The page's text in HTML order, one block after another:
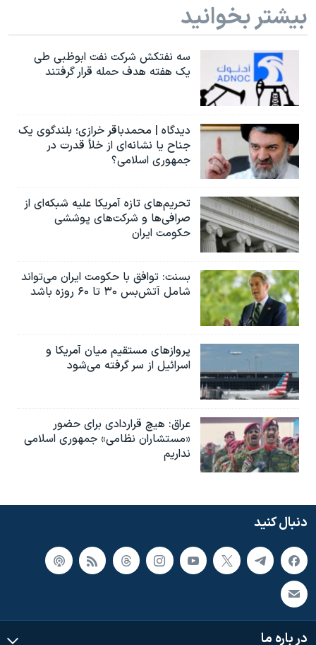
بیشتر بخوانید
سه نفتکش شرکت نفت ابوظبی طی
یک هفته هدف حمله قرار گرفتند
دیدگاه | محمدباقر خرازی؛ بلندگوی یک
جناح یا نشانه‌ای از خلأ قدرت در
جمهوری اسلامی؟
تحریم‌های تازه آمریکا علیه شبکه‌ای از
صرافی‌ها و شرکت‌های پوششی
حکومت ایران
بسنت: توافق با حکومت ایران می‌تواند
شامل آتش‌بس ۳۰ تا ۶۰ روزه باشد
پروازهای مستقیم میان آمریکا و
اسرائیل از سر گرفته می‌شود
عراق: هیچ قراردادی برای حضور
«مستشاران نظامی» جمهوری اسلامی
نداریم
دنبال کنید
در باره ما